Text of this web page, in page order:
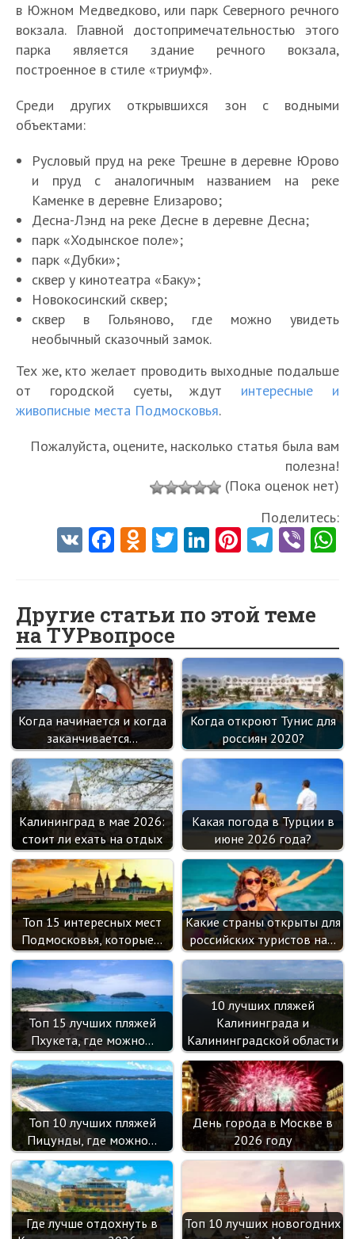
в Южном Медведково, или парк Северного речного
вокзала. Главной достопримечательностью этого
парка является здание речного вокзала,
построенное в стиле «триумф».
Среди других открывшихся зон с водными
объектами:
Русловый пруд на реке Трешне в деревне Юрово
и пруд с аналогичным названием на реке
Каменке в деревне Елизарово;
Десна-Лэнд на реке Десне в деревне Десна;
парк «Ходынское поле»;
парк «Дубки»;
сквер у кинотеатра «Баку»;
Новокосинский сквер;
сквер в Гольяново, где можно увидеть
необычный сказочный замок.
Тех же, кто желает проводить выходные подальше
от городской суеты, ждут интересные и
живописные места Подмосковья.
Пожалуйста, оцените, насколько статья была вам
полезна!
(Пока оценок нет)
Поделитесь:
V Fa
o
o
k
O
o
kl
as
sn
ik
i
T
er
Li
dI
n
Pi
es
t
Te
a
m
Vi
Другие статьи по этой теме
на ТУРвопросе
Когда начинается и когда
заканчивается…
Когда откроют Тунис для
россиян 2020?
Калининград в мае 2026:
стоит ли ехать на отдых
Какая погода в Турции в
июне 2026 года?
Топ 15 интересных мест
Подмосковья, которые…
Какие страны открыты для
российских туристов на…
Топ 15 лучших пляжей
Пхукета, где можно…
10 лучших пляжей
Калининграда и
Калининградской области
Топ 10 лучших пляжей
Пицунды, где можно…
День города в Москве в
2026 году
Где лучше отдохнуть в
Топ 10 лучших новогодних